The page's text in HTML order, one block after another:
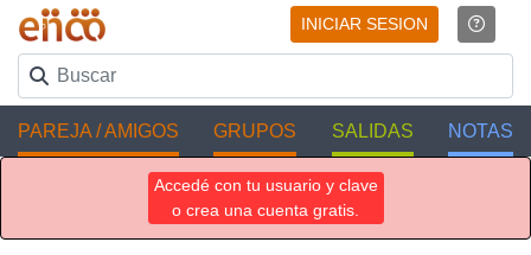
INICIAR SESION
PAREJA / AMIGOS GRUPOS SALIDAS NOTAS
Accedé con tu usuario y clave
o crea una cuenta gratis.